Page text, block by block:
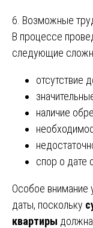
6. Возможные
В процессе
следующие
отсутствие
наличие
спор о дате
Особое внимание
даты, поскольку
квартиры